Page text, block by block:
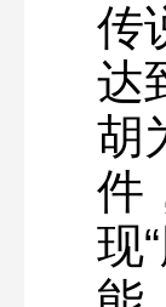
传
达
胡
件
现